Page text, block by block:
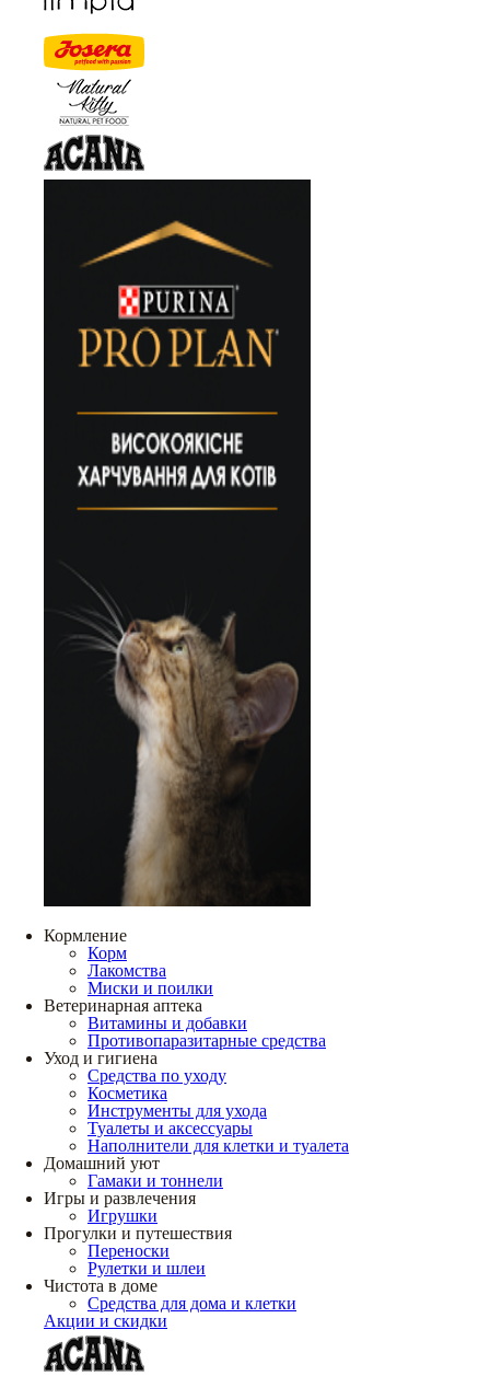
Кормление
Корм
Лакомства
Миски и поилки
Ветеринарная аптека
Витамины и добавки
Противопаразитарные средства
Уход и гигиена
Средства по уходу
Косметика
Инструменты для ухода
Туалеты и аксессуары
Наполнители для клетки и туалета
Домашний уют
Гамаки и тоннели
Игры и развлечения
Игрушки
Прогулки и путешествия
Переноски
Рулетки и шлеи
Чистота в доме
Средства для дома и клетки
Акции и скидки